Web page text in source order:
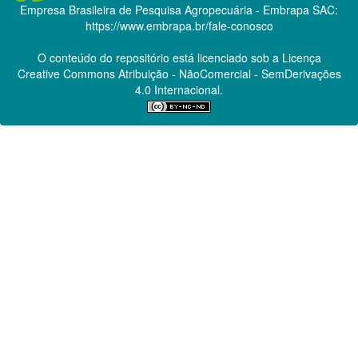
Empresa Brasileira de Pesquisa Agropecuária - Embrapa SAC:
https://www.embrapa.br/fale-conosco
O conteúdo do repositório está licenciado sob a Licença
Creative CommonsAtribuição - NãoComercial - SemDerivações
4.0 Internacional.